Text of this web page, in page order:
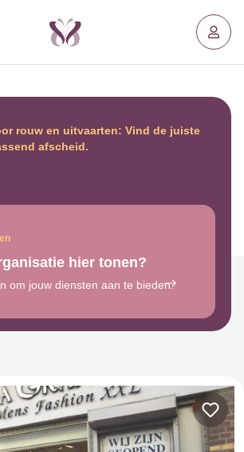
rouw en uitvaarten: Vind de juiste
afscheid.
hier tonen?
om jouw diensten aan te bieden.